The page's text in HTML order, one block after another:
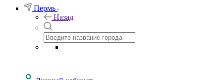
Пермь
Назад